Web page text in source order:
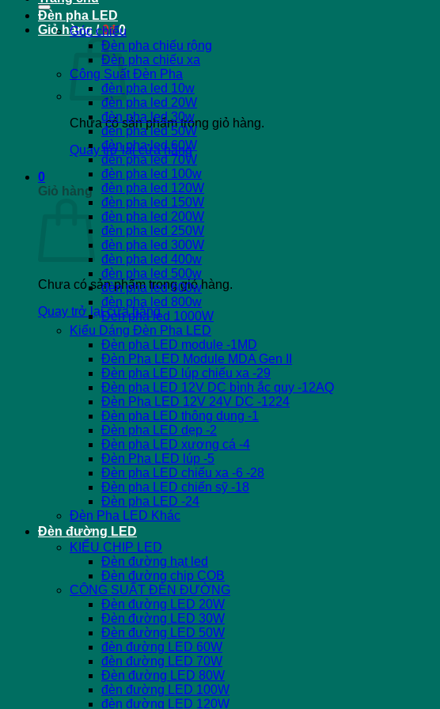
Giỏ hàng /0₫ 0
Chưa có sản phẩm trong giỏ hàng.
Quay trở lại cửa hàng
0
Giỏ hàng
Chưa có sản phẩm trong giỏ hàng.
Quay trở lại cửa hàng
Đèn pha LED
Góc chiếu
Đèn pha chiếu rộng
Đèn pha chiếu xa
Công Suất Đèn Pha
đèn pha led 10w
đèn pha led 20W
đèn pha led 30w
đèn pha led 50W
đèn pha led 60W
đèn pha led 70W
đèn pha led 100w
đèn pha led 120W
đèn pha led 150W
đèn pha led 200W
đèn pha led 250W
đèn pha led 300W
đèn pha led 400w
đèn pha led 500w
đèn pha led 600w
đèn pha led 800w
Đèn pha led 1000W
Kiểu Dáng Đèn Pha LED
Đèn pha LED module -1MD
Đèn Pha LED Module MDA Gen II
Đèn pha LED lúp chiếu xa -29
Đèn pha LED 12V DC bình ắc quy -12AQ
Đèn Pha LED 12V 24V DC -1224
Đèn pha LED thông dụng -1
Đèn pha LED dẹp -2
Đèn pha LED xương cá -4
Đèn Pha LED lúp -5
Đèn pha LED chiếu xa -6 -28
Đèn pha LED chiến sỹ -18
Đèn pha LED -24
Đèn Pha LED Khác
Đèn đường LED
KIỂU CHIP LED
Đèn đường hạt led
Đèn đường chip COB
CÔNG SUẤT ĐÈN ĐƯỜNG
Đèn đường LED 20W
Đèn đường LED 30W
Đèn đường LED 50W
đèn đường LED 60W
đèn đường LED 70W
Đèn đường LED 80W
đèn đường LED 100W
đèn đường LED 120W